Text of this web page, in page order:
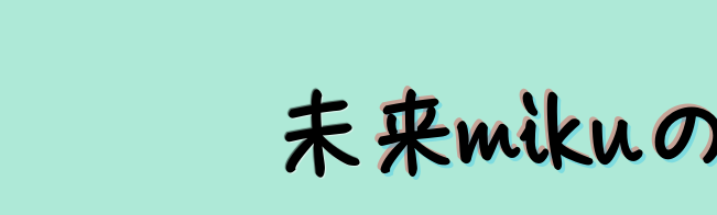
​未来